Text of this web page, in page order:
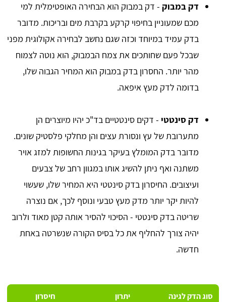
דק במבוק - דק במבוק הוא הבחירה האופטימלית למי
מכם שמעוניין בחיפוי קרקע בקרבת מים ובריכות. מדובר
בדק עמיד במיוחד וכזה שגם נחשב לבחירה אקולוגית מפני
שבכל פעם שחותכים את צמח הבמבוק, הוא נוטה לצמוח
מהר יותר. החסרון בדק במבוק הוא המחיר הגבוה שלו,
בדומה לדק מעץ איפאה.
דק סינטטי - דקים סינטטיים בד"כ יהיו מיוצרים הן
מתערובת של עץ ונסורת עצים והן מחלקי פלסטיק שונים.
מדובר בדק המומלץ בעיקר בגינות החשופות למזג אויר
משתנה ואף ניתן להשיג אותו במגוון רחב של צבעים
ועיצובים. החיסרון בדק סינטטי היא המחיר שלו, שעשוי
להיות יקר יותר מדק מעץ טבעי ונוסף לכך, אם נוצרה
שריטה בדק סינטטי - הסיכוי להסיר אותה קטן מאוד ולרוב
יהיה צורך להחליף את כל בסיס הקורה שנשרטה באחת
חדשה.
סוג הדק לגינה יתרון חיסרון